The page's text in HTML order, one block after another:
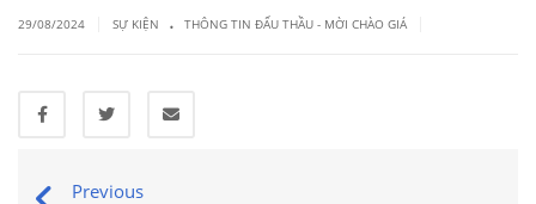
29/08/2024 SỰ KIỆN . THÔNG TIN ĐẤU THẦU - MỜI CHÀO GIÁ
Previous